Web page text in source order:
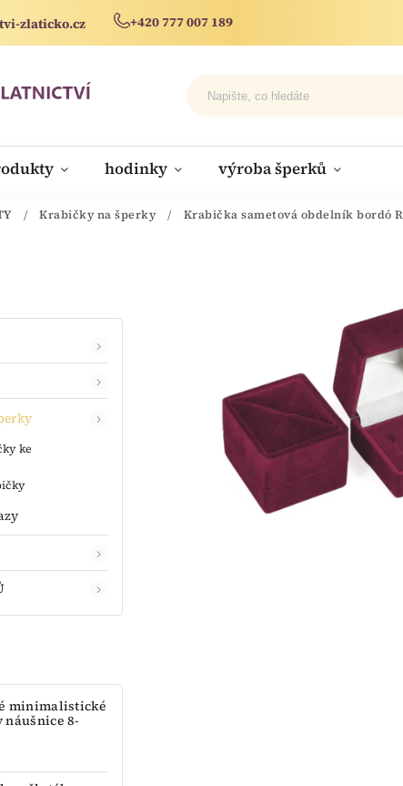
zlaticko.cz +420 777 007 189
hodinky výroba šperků
/ Krabičky na šperky / Krabička sametová obdelník bordó
ke
minimalistické
náušnice 8-